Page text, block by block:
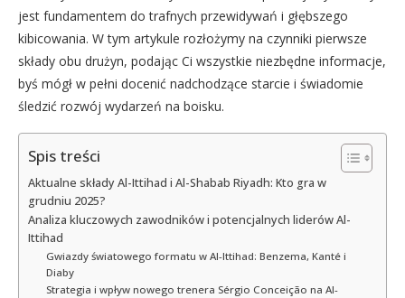
jest fundamentem do trafnych przewidywań i głębszego
kibicowania. W tym artykule rozłożymy na czynniki pierwsze
składy obu drużyn, podając Ci wszystkie niezbędne informacje,
byś mógł w pełni docenić nadchodzące starcie i świadomie
śledzić rozwój wydarzeń na boisku.
Spis treści
Aktualne składy Al-Ittihad i Al-Shabab Riyadh: Kto gra w
grudniu 2025?
Analiza kluczowych zawodników i potencjalnych liderów Al-
Ittihad
Gwiazdy światowego formatu w Al-Ittihad: Benzema, Kanté i
Diaby
Strategia i wpływ nowego trenera Sérgio Conceição na Al-